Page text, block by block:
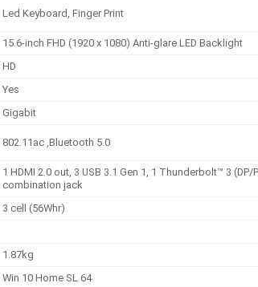
Led Keyboard, Finger Print
15.6-inch FHD (1920 x 1080) Anti-glare LED Backlight
HD
Yes
Gigabit
802.11ac ,Bluetooth 5.0
1 HDMI 2.0 out, 3 USB 3.1 Gen 1, 1 Thunderbolt™ 3
combination jack
3 cell (56Whr)
1.87kg
Win 10 Home SL 64